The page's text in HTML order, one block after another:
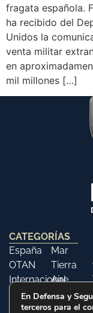
fragata española.
ha recibido del
Unidos la
venta militar
en
mil millones […]
CATEGORÍAS
España
OTAN
Internacional
Opinión
Mar
Tierra
Aire
Libros
En Defensa y
terceros para el